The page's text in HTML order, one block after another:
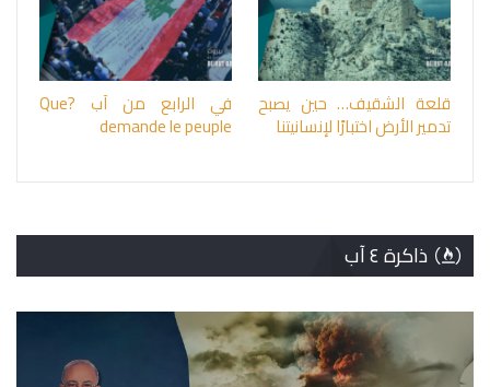
قلعة الشقيف… حين يصبح
تدمير الأرض اختبارًا لإنسانيتنا
في الرابع من آب ?Que
demande le peuple
ذاكرة ٤ آب